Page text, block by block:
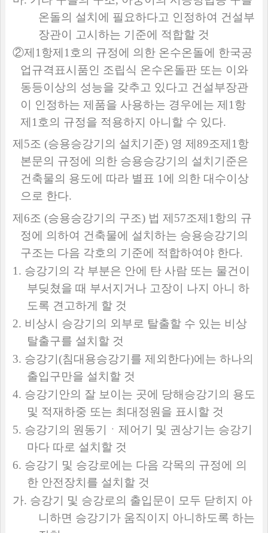
온돌의 설치에 필요하다고 인정하여 건설부
장관이 고시하는 기준에 적합할 것
②제1 항제1 호의 규정에 의한 온수온돌에 한국공
업규격표시품인 조립식 온수온돌판 또는 이와
동등이상의 성능을 갖추고 있다고 건설부장관
이 인정하는 제품을 사용하는 경우에는 제1 항
제1 호의 규정을 적용하지 아니할 수 있다.
제 5조 (승용승강기의 설치기준) 영 제 89조제 1항
본문의 규정에 의한 승용승강기의 설치기준은
건축물의 용도에 따라 별표 1에 의한 대수이상
으로 한다.
제 6조 (승용승강기의 구조) 법 제 57조제 1 항의 규
정에 의하여 건축물에 설치하는 승용승강기의
구조는 다음 각호의 기준에 적합하여야 한다.
1. 승강기의 각 부분은 안에 탄 사람 또는 물건이
부딪쳤을 때 부서지거나 고장이 나지 아니 하
도록 견고하게 할 것
2. 비상시 승강기의 외부로 탈출할 수 있는 비상
탈출구를 설치할 것
3. 승강기 (침대용승강기를 제외한다)에는 하나의
출입구만을 설치할 것
4. 승강기안의 잘 보이는 곳에 당해승강기의 용도
및 적재하중 또는 최대정원을 표시할 것
5. 승강기의 원동기ㆍ제어기 및 권상기는 승강기
마다 따로 설치할 것
6. 승강기 및 승강로에는 다음 각목의 규정에 의
한 안전장치를 설치할 것
가. 승강기 및 승강로의 출입문이 모두 닫히지 아
니하면 승강기가 움직이지 아니하도록 하는